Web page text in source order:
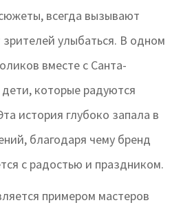
всегда вызывают
улыбаться. В одном
вместе с Санта-
которые радуются
история глубоко запала в
благодаря чему бренд
с радостью и праздником.
примером мастеров